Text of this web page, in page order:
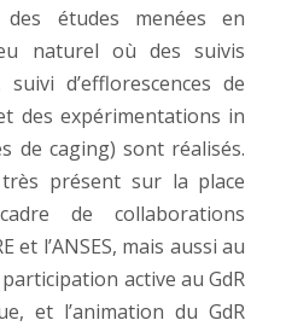
études menées en
naturel où des suivis
d’efflorescences de
des expérimentations in
de caging) sont réalisés.
présent sur la place
de collaborations
et l’ANSES, mais aussi au
active au GdR
et l’animation du GdR